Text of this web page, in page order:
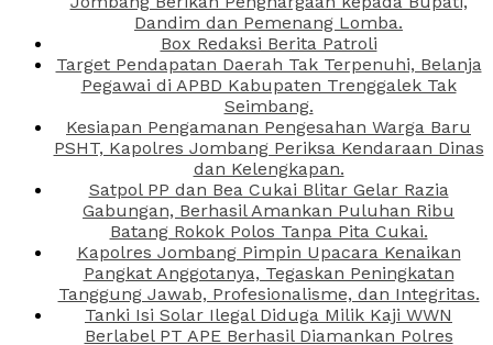
Dandim dan Pemenang Lomba.
Box Redaksi Berita Patroli
Target Pendapatan Daerah Tak Terpenuhi, Belanja
Pegawai di APBD Kabupaten Trenggalek Tak
Seimbang.
Kesiapan Pengamanan Pengesahan Warga Baru
PSHT, Kapolres Jombang Periksa Kendaraan Dinas
dan Kelengkapan.
Satpol PP dan Bea Cukai Blitar Gelar Razia
Gabungan, Berhasil Amankan Puluhan Ribu
Batang Rokok Polos Tanpa Pita Cukai.
Kapolres Jombang Pimpin Upacara Kenaikan
Pangkat Anggotanya, Tegaskan Peningkatan
Tanggung Jawab, Profesionalisme, dan Integritas.
Tanki Isi Solar Ilegal Diduga Milik Kaji WWN
Berlabel PT APE Berhasil Diamankan Polres